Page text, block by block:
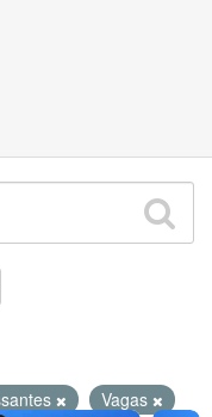
Vagas